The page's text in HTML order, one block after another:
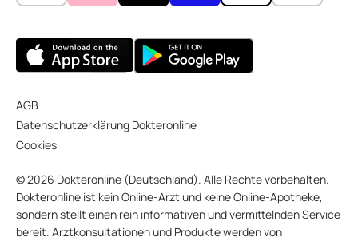
AGB
Datenschutzerklärung Dokteronline
Cookies
© 2026 Dokteronline (Deutschland). Alle Rechte vorbehalten.
Dokteronline ist kein Online-Arzt und keine Online-Apotheke,
sondern stellt einen rein informativen und vermittelnden Service
bereit. Arztkonsultationen und Produkte werden von